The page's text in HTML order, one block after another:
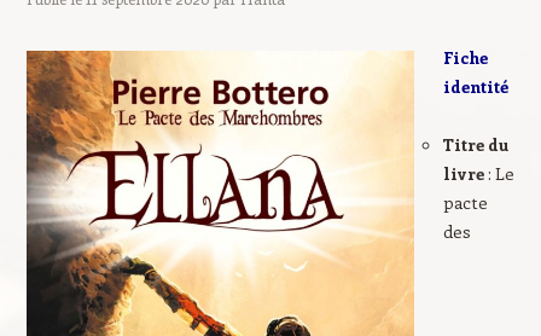
Fiche
identité
Titre du
livre: Le
pacte
des